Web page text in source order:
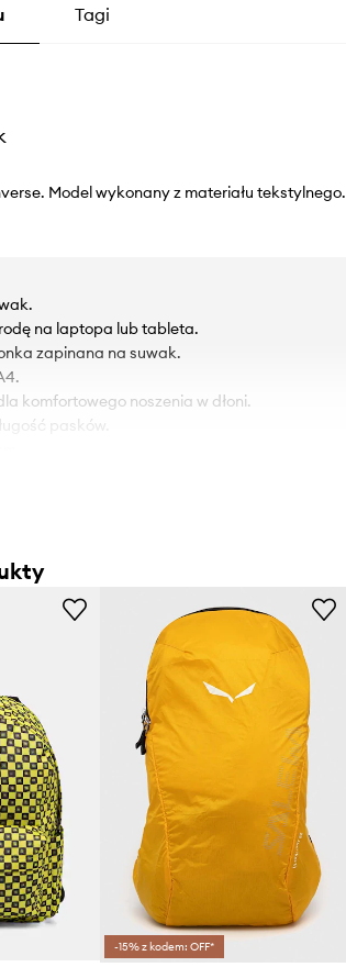
Tagi
Model wykonany z materiału tekstylnego.
na laptopa lub tableta.
zapinana na suwak.
komfortowego noszenia w dłoni.
pasków.
-15% z kodem: OFF*